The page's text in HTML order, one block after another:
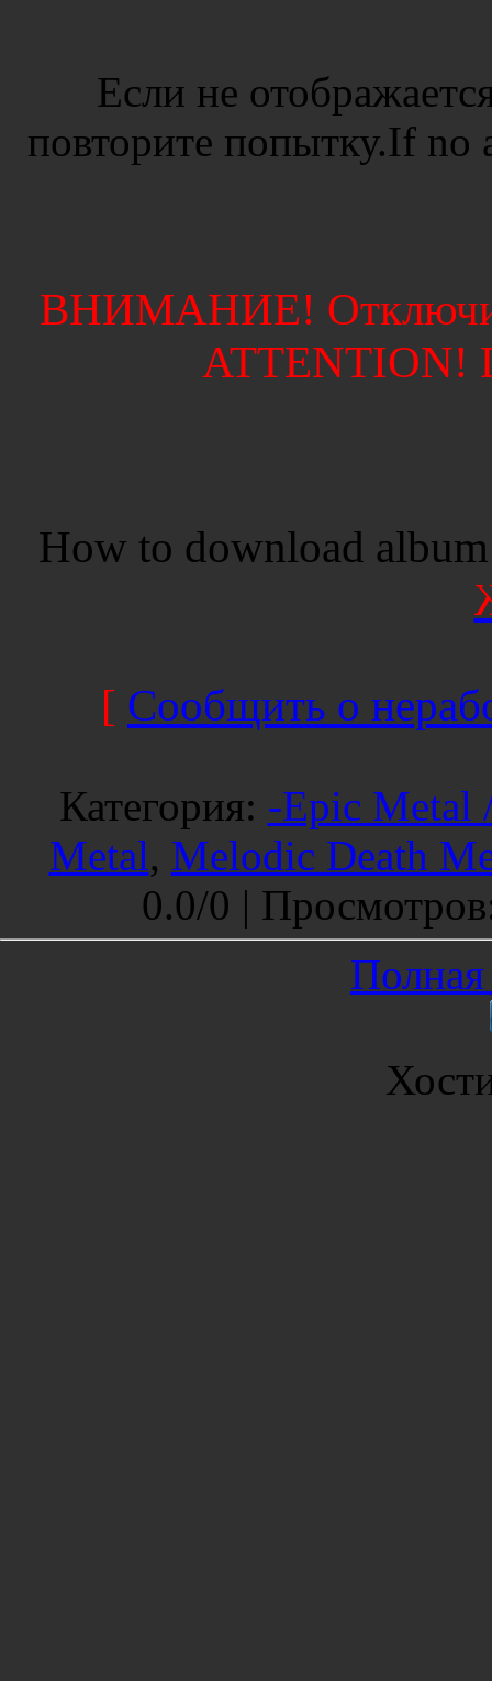
Если не
повторите попытку.If
ВНИМАНИЕ!
ATTENTION!
How to download
[ Сообщить о
Категория: -Epic Metal
Metal, Melodic Death
0.0/0 | Просмотров
Полная